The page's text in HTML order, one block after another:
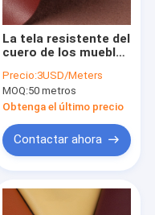
La tela resistente del
cuero de los muebles
el cuero artificial de
la PU
Precio:3USD/Meters
MOQ:50 metros
Obtenga el último precio
Contactar ahora